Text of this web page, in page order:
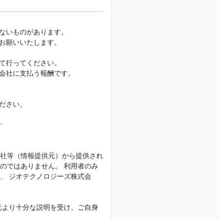
いものがあります。
願いいたします。
行ってください。
に支払う報酬です。
さい。
等（情報提供元）から提供され
ではありません。 利用者のみ
ジオテクノロジーズ株式会
り十分な説明を受け、ご自身